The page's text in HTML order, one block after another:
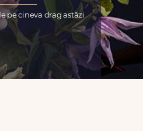
pe cineva drag astăzi